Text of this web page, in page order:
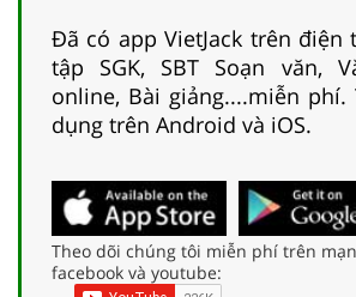
Đã có app VietJack trên điện
tập SGK, SBT Soạn văn,
online, Bài giảng....miễn phí.
dụng trên Android và iOS.
Theo dõi chúng tôi miễn phí trên
facebook và youtube: